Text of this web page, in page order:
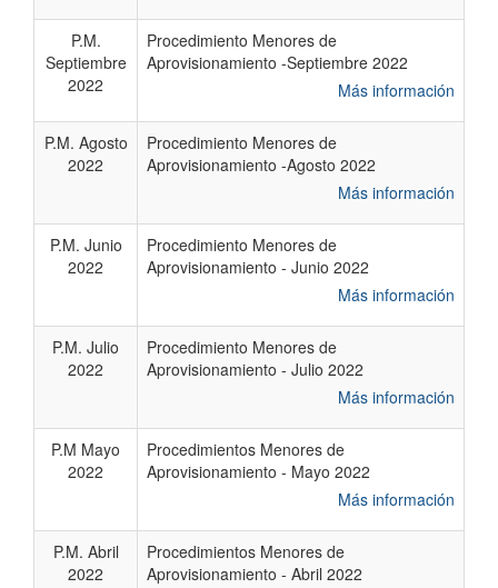
P.M.
Septiembre
2022
Procedimiento Menores de
Aprovisionamiento -Septiembre 2022
Más información
P.M. Agosto
2022
Procedimiento Menores de
Aprovisionamiento -Agosto 2022
Más información
P.M. Junio
2022
Procedimiento Menores de
Aprovisionamiento - Junio 2022
Más información
P.M. Julio
2022
Procedimiento Menores de
Aprovisionamiento - Julio 2022
Más información
P.M Mayo
2022
Procedimientos Menores de
Aprovisionamiento - Mayo 2022
Más información
P.M. Abril
2022
Procedimientos Menores de
Aprovisionamiento - Abril 2022